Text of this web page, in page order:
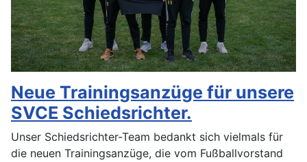
Neue Trainingsanzüge für unsere
SVCE Schiedsrichter.
Unser Schiedsrichter-Team bedankt sich vielmals für
die neuen Trainingsanzüge, die vom Fußballvorstand